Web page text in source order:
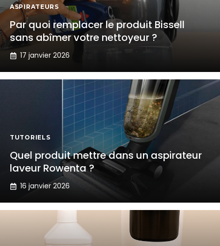
ASPIRATEURS
Par quoi remplacer le produit Bissell
sans abîmer votre nettoyeur ?
17 janvier 2026
TUTORIELS
Quel produit mettre dans un aspirateur
laveur Rowenta ?
16 janvier 2026